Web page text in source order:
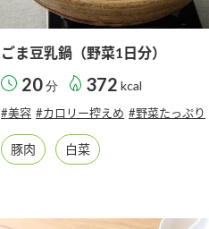
ごま豆乳鍋（野菜1日分）
20分 372 kcal
#美容 #カロリー控えめ #野菜たっぷり
豚肉 白菜